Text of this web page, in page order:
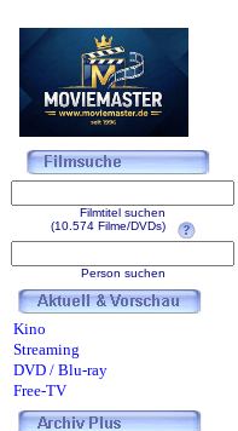
Filmtitel suchen
(10.574 Filme/DVDs)
Person suchen
Kino
Streaming
DVD / Blu-ray
Free-TV